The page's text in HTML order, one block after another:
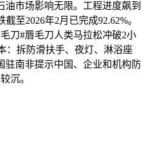
油市场影响无限。工程进度飙到
至2026年2月已完成92.62%。
刀#唇毛刀人类马拉松冲破2小
：拆防滑扶手、夜灯、淋浴座
驻南非提示中国、企业和机构防
沉。